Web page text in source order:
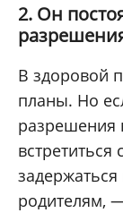
2. Он
В здоровой
планы. Но
родителям,